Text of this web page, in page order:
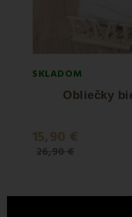
SKLADOM
Obliečky
15,90 €
26,90 €